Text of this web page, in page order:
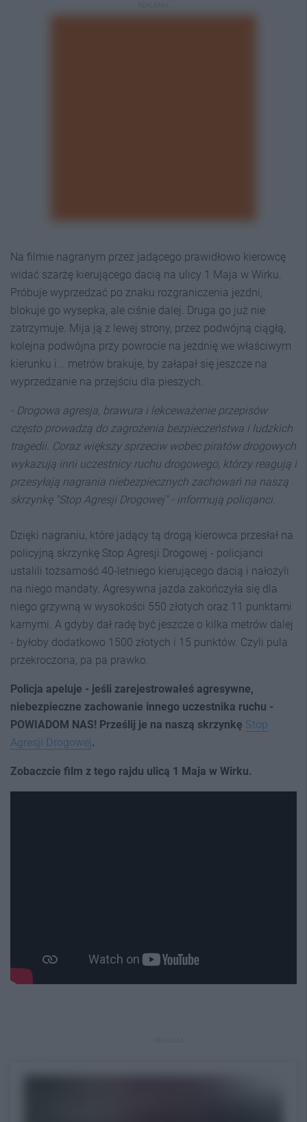
Na filmie nagranym przez jadącego prawidłowo kierowcę
widać szarżę kierującego dacią na ulicy 1 Maja w Wirku.
Próbuje wyprzedzać po znaku rozgraniczenia jezdni,
blokuje go wysepka, ale ciśnie dalej. Druga go już nie
zatrzymuje. Mija ją z lewej strony, przez podwójną ciągłą,
kolejna podwójna przy powrocie na jezdnię we właściwym
kierunku i... metrów brakuje, by załapał się jeszcze na
wyprzedzanie na przejściu dla pieszych.
- Drogowa agresja, brawura i lekceważenie przepisów
często prowadzą do zagrożenia bezpieczeństwa i ludzkich
tragedii. Coraz większy sprzeciw wobec piratów drogowych
wykazują inni uczestnicy ruchu drogowego, którzy reagują i
przesyłają nagrania niebezpiecznych zachowań na naszą
skrzynkę "Stop Agresji Drogowej" - informują policjanci.
Dzięki nagraniu, które jadący tą drogą kierowca przesłał na
policyjną skrzynkę Stop Agresji Drogowej - policjanci
ustalili tożsamość 40-letniego kierującego dacią i nałożyli
na niego mandaty. Agresywna jazda zakończyła się dla
niego grzywną w wysokości 550 złotych oraz 11 punktami
karnymi. A gdyby dał radę być jeszcze o kilka metrów dalej
- byłoby dodatkowo 1500 złotych i 15 punktów. Czyli pula
przekroczona, pa pa prawko.
Policja apeluje - jeśli zarejestrowałeś agresywne,
niebezpieczne zachowanie innego uczestnika ruchu -
POWIADOM NAS! Prześlij je na naszą skrzynkę Stop
Agresji Drogowej.
Zobaczcie film z tego rajdu ulicą 1 Maja w Wirku.